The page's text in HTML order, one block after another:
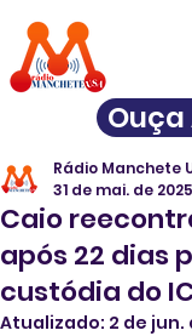
Caio
após 22 dias
custódia do
Rádio Manchete
31 de mai. de 2025
Atualizado: 2 de jun.